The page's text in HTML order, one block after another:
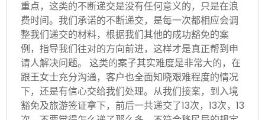
重点，这类的不断递交是没有任何意义的，只是在浪
费时间。我们承诺的不断递交，是每一次都相应会调
整我们递交的材料，根据我们其他的成功豁免的案
例，指导我们往对的方向前进，这样才是真正帮到申
请人解决问题。 这类的案子其实难度是非常大的，在
跟王女士充分沟通，客户也全面知晓艰难程度的情况
下，还是有信心交给我们处理。从我们接案，到入境
豁免及旅游签证拿下，前后一共递交了13次，13次，13